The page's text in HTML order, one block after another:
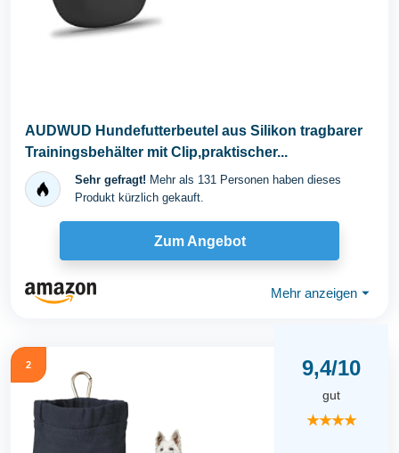
AUDWUD Hundefutterbeutel aus Silikon tragbarer
Trainingsbehälter mit Clip,praktischer...
Sehr gefragt! Mehr als 131 Personen haben dieses
Produkt kürzlich gekauft.
Zum Angebot
Mehr anzeigen ⏷
2 9,4/10
gut
★★★★